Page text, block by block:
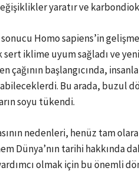
yaratır ve
Homo sapiens’in
iklime uyum sağladı ve
çağının başlangıcında,
Bu arada, buzul
soyu tükendi.
nedenleri, henüz tam
Dünya’nın tarihi
olmak için bu önemli